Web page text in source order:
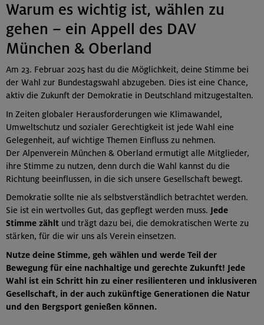
Warum es wichtig ist, wählen zu
gehen – ein Appell des DAV
München & Oberland
Am 23. Februar 2025 hast du die Möglichkeit, deine Stimme bei
der Wahl zur Bundestagswahl abzugeben. Dies ist eine Chance,
aktiv die Zukunft der Demokratie in Deutschland mitzugestalten.
In Zeiten globaler Herausforderungen wie Klimawandel,
Umweltschutz und sozialer Gerechtigkeit ist jede Wahl eine
Gelegenheit, auf wichtige Themen Einfluss zu nehmen.
Der Alpenverein München & Oberland ermutigt alle Mitglieder,
ihre Stimme zu nutzen, denn durch die Wahl kannst du die
Richtung beeinflussen, in die sich unsere Gesellschaft bewegt.
Demokratie sollte nie als selbstverständlich betrachtet werden.
Sie ist ein wertvolles Gut, das gepflegt werden muss. Jede
Stimme zählt und trägt dazu bei, die demokratischen Werte zu
stärken, für die wir uns als Verein einsetzen.
Nutze deine Stimme, geh wählen und werde Teil der
Bewegung für eine nachhaltige und gerechte Zukunft! Jede
Wahl ist ein Schritt hin zu einer resilienteren und inklusiveren
Gesellschaft, in der auch zukünftige Generationen die Natur
und den Bergsport genießen können.